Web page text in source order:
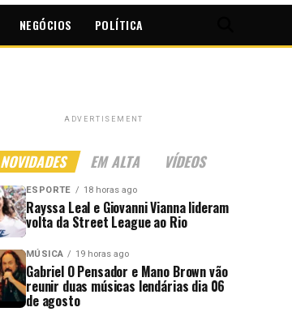
NEGÓCIOS POLÍTICA
ADVERTISEMENT
NOVIDADES EM ALTA VÍDEOS
ESPORTE 18 horas ago
Rayssa Leal e Giovanni Vianna lideram
volta da Street League ao Rio
MÚSICA 19 horas ago
Gabriel O Pensador e Mano Brown vão
reunir duas músicas lendárias dia 06
de agosto